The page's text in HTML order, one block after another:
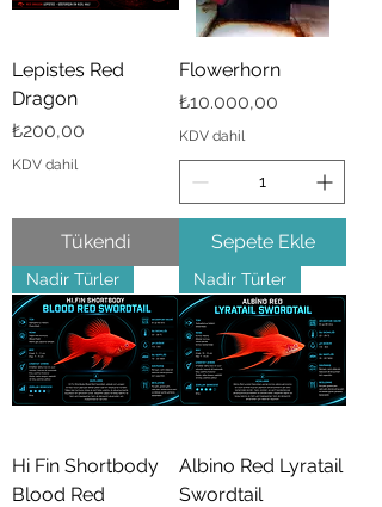
Lepistes Red
Dragon
Fiyat
₺200,00
KDV dahil
Tükendi
Flowerhorn
Fiyat
₺10.000,00
KDV dahil
Sepete Ekle
Nadir Türler
Hi Fin Shortbody
Blood Red
Nadir Türler
Albino Red Lyratail
Swordtail